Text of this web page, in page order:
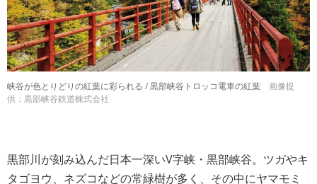
峡谷が色とりどりの紅葉に彩られる / 黒部峡谷トロッコ電車の紅葉
画像提
供：黒部峡谷鉄道株式会社
黒部川が刻み込んだ日本一深いV字峡・黒部峡谷。ツガやキ
タゴヨウ、ネズコなどの常緑樹が多く、その中にヤマモミ